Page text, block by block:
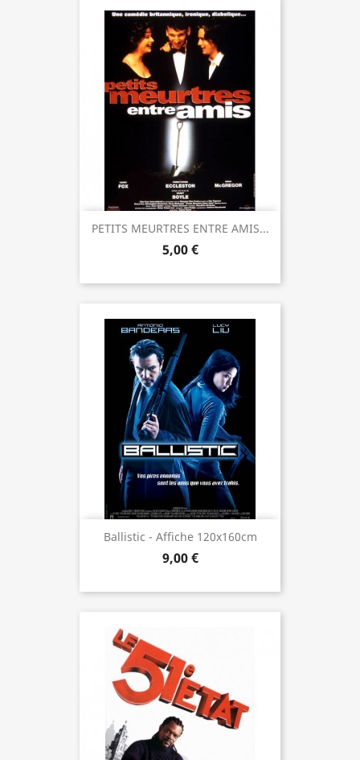
PETITS MEURTRES ENTRE AMIS...
5,00 €
Ballistic - Affiche 120x160cm
9,00 €